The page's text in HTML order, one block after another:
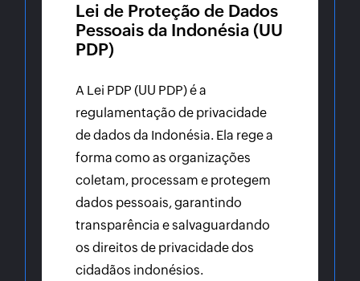
Lei de Proteção de Dados
Pessoais da Indonésia (UU
PDP)
A Lei PDP (UU PDP) é a
regulamentação de privacidade
de dados da Indonésia. Ela rege a
forma como as organizações
coletam, processam e protegem
dados pessoais, garantindo
transparência e salvaguardando
os direitos de privacidade dos
cidadãos indonésios.